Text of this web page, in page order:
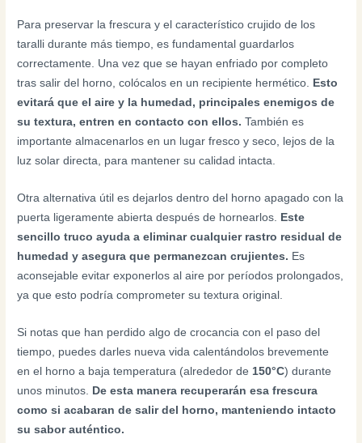
Para preservar la frescura y el característico crujido de los
taralli durante más tiempo, es fundamental guardarlos
correctamente. Una vez que se hayan enfriado por completo
tras salir del horno, colócalos en un recipiente hermético. Esto
evitará que el aire y la humedad, principales enemigos de
su textura, entren en contacto con ellos. También es
importante almacenarlos en un lugar fresco y seco, lejos de la
luz solar directa, para mantener su calidad intacta.
Otra alternativa útil es dejarlos dentro del horno apagado con la
puerta ligeramente abierta después de hornearlos. Este
sencillo truco ayuda a eliminar cualquier rastro residual de
humedad y asegura que permanezcan crujientes. Es
aconsejable evitar exponerlos al aire por períodos prolongados,
ya que esto podría comprometer su textura original.
Si notas que han perdido algo de crocancia con el paso del
tiempo, puedes darles nueva vida calentándolos brevemente
en el horno a baja temperatura (alrededor de 150°C) durante
unos minutos.
De esta manera recuperarán esa frescura
como si acabaran de salir del horno, manteniendo intacto
su sabor auténtico.